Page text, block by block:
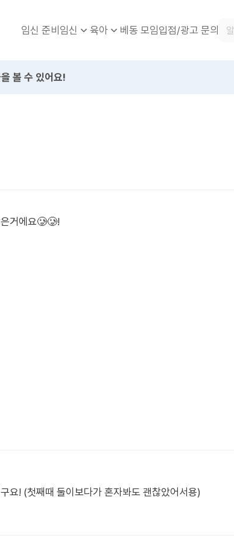
임신 준비임신 육아 베동 모임입점/광고 문의
볼 수 있어요!
거에요🥲🥲!
요! (첫째때 둘이보다가 혼자봐도 괜찮았어서용)